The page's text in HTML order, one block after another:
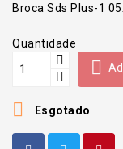
Broca Sds Plus-1
Quantidade

 Esgotado